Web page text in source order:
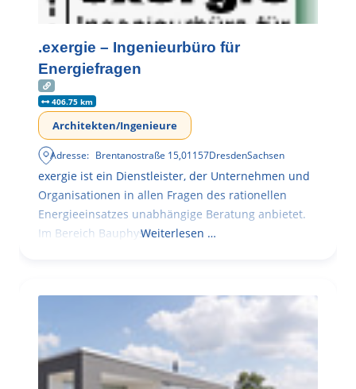
.exergie – Ingenieurbüro für
Energiefragen
406.75 km
Architekten/Ingenieure
Adresse: Brentanostraße 15,01157DresdenSachsen
exergie ist ein Dienstleister, der Unternehmen und
Organisationen in allen Fragen des rationellen
Energieeinsatzes unabhängige Beratung anbietet.
Im Bereich BauphysikWeiterlesen …